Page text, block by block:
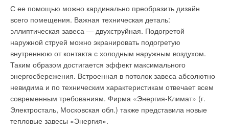
С ее помощью можно кардинально преобразить дизайн
всего помещения. Важная техническая деталь:
эллиптическая завеса — двухструйная. Подогретой
наружной струей можно экранировать подогретую
внутреннюю от контакта с холодным наружным воздухом.
Таким образом достигается эффект максимального
энергосбережения. Встроенная в потолок завеса абсолютно
невидима и по техническим характеристикам отвечает всем
современным требованиям. Фирма «Энергия-Климат» (г.
Электросталь, Московская обл.) также представила новые
тепловые завесы «Энергия».
достаточно прочную конструкцию). В этом случае
необходима защита нагревательного кабеля путем
закрывания его листами металла, аналогичными материалу
кровли.
Выбор терморегулятора devireg™
Серия терморегуляторов DEVI для наружных установок
включает модели devireg™ 316, devireg™ 330, devireg™ 610,
devireg™ 810 и devireg™ 850. Тип терморегулятора для
систем стаивания снега и льда выбирают в зависимости от
требований заказчика и условий установки. В качестве